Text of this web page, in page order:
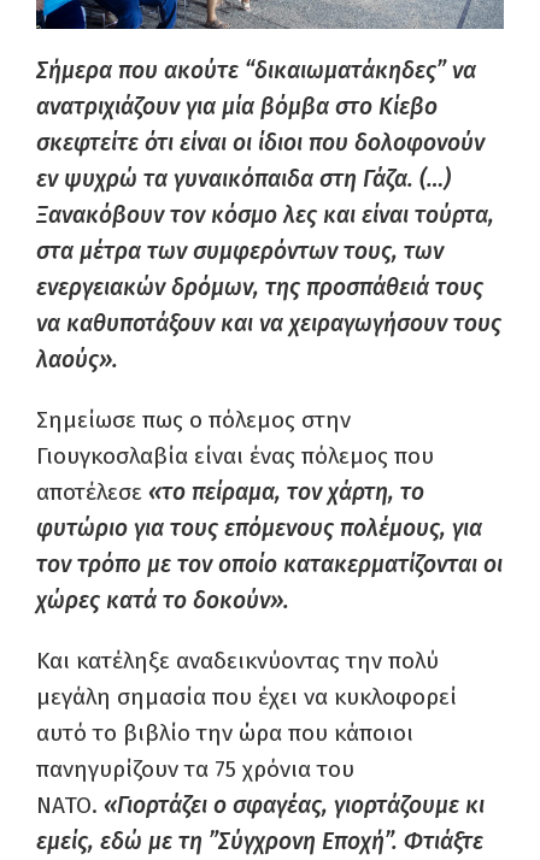
Σήμερα που ακούτε “δικαιωματάκηδες” να
ανατριχιάζουν για μία βόμβα στο Κίεβο
σκεφτείτε ότι είναι οι ίδιοι που δολοφονούν
εν ψυχρώ τα γυναικόπαιδα στη Γάζα. (…)
Ξανακόβουν τον κόσμο λες και είναι τούρτα,
στα μέτρα των συμφερόντων τους, των
ενεργειακών δρόμων, της προσπάθειά τους
να καθυποτάξουν και να χειραγωγήσουν τους
λαούς».
Σημείωσε πως ο πόλεμος στην
Γιουγκοσλαβία είναι ένας πόλεμος που
αποτέλεσε «το πείραμα, τον χάρτη, το
φυτώριο για τους επόμενους πολέμους, για
τον τρόπο με τον οποίο κατακερματίζονται οι
χώρες κατά το δοκούν».
Και κατέληξε αναδεικνύοντας την πολύ
μεγάλη σημασία που έχει να κυκλοφορεί
αυτό το βιβλίο την ώρα που κάποιοι
πανηγυρίζουν τα 75 χρόνια του
ΝΑΤΟ. «Γιορτάζει ο σφαγέας, γιορτάζουμε κι
εμείς, εδώ με τη ”Σύγχρονη Εποχή”. Φτιάξτε